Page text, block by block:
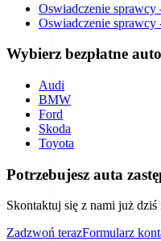
Oswiadczenie sprawcy
Oswiadczenie sprawcy
Wybierz bezpłatne
Audi
BMW
Ford
Skoda
Toyota
Potrzebujesz auta
Skontaktuj się z nami już
Zadzwoń terazFormularz